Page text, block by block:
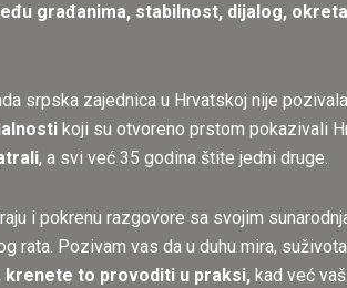
građanima, stabilnost, dijalog,
srpska zajednica u Hrvatskoj nije
koji su otvoreno prstom pokazivali
, a svi već 35 godina štite jedni druge.
i pokrenu razgovore sa svojim
rata. Pozivam vas da u duhu mira,
krenete to provoditi u praksi, kad već